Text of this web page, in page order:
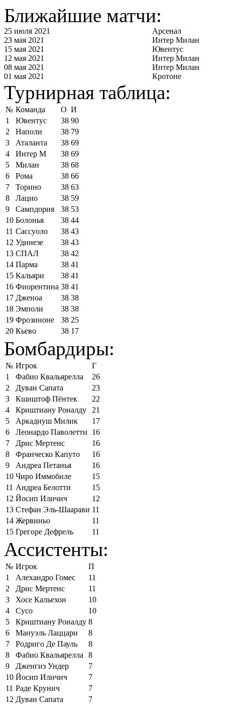
Ближайшие матчи:
25 июля 2021
Арсенал
23 мая 2021
Интер Милан
15 мая 2021
Ювентус
12 мая 2021
Интер Милан
08 мая 2021
Интер Милан
01 мая 2021
Кротоне
Турнирная таблица:
№ Команда О И
1
Ювентус 38 90
2
Наполи 38 79
3
Аталанта 38 69
4
Интер М 38 69
5
Милан 38 68
6
Рома 38 66
7
Торино 38 63
8
Лацио 38 59
9
Сампдория 38 53
10 Болонья 38 44
11 Сассуоло 38 43
12 Удинезе 38 43
13 СПАЛ 38 42
14 Парма 38 41
15 Кальяри 38 41
16 Фиорентина 38 41
17 Дженоа 38 38
18 Эмполи 38 38
19 Фрозиноне 38 25
20 Кьево 38 17
Бомбардиры:
№ Игрок
Г
1
Фабио Квальярелла
26
2
Дуван Сапата
23
3
Кшиштоф Пёнтек
22
4
Криштиану Роналду
21
5
Аркадиуш Милик
17
6
Леонардо Паволетти
16
7
Дрис Мертенс
16
8
Франческо Капуто
16
9
Андреа Петанья
16
10 Чиро Иммобиле
15
11 Андреа Белотти
15
12 Йосип Иличич
12
13 Стефан Эль-Шаарави 11
14 Жервиньо
11
15 Грегоре Дефрель 11
Ассистенты:
№ Игрок
П
1
Алехандро Гомес
11
2
Дрис Мертенс
11
3
Хосе Кальехон
10
4
Сусо
10
5
Криштиану Роналду 8
6
Мануэль Лаццари
8
7
Родриго Де Пауль
8
8
Фабио Квальярелла
8
9
Дженгиз Ундер
7
10 Йосип Иличич
7
11 Раде Крунич
7
12 Дуван Сапата
7